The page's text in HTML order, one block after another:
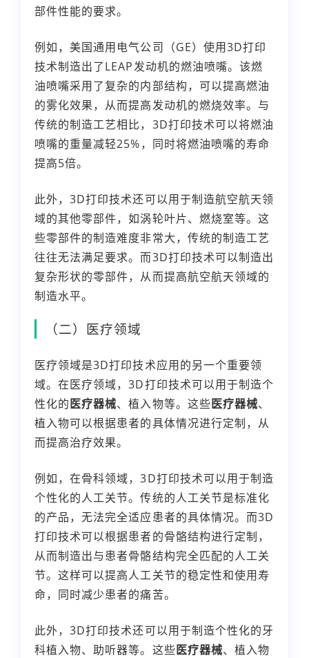
部件性能的要求。
例如，美国通用电气公司（GE）使用3D打印
技术制造出了LEAP发动机的燃油喷嘴。该燃
油喷嘴采用了复杂的内部结构，可以提高燃油
的雾化效果，从而提高发动机的燃烧效率。与
传统的制造工艺相比，3D打印技术可以将燃油
喷嘴的重量减轻25%，同时将燃油喷嘴的寿命
提高5倍。
此外，3D打印技术还可以用于制造航空航天领
域的其他零部件，如涡轮叶片、燃烧室等。这
些零部件的制造难度非常大，传统的制造工艺
往往无法满足要求。而3D打印技术可以制造出
复杂形状的零部件，从而提高航空航天领域的
制造水平。
（二）医疗领域
医疗领域是3D打印技术应用的另一个重要领
域。在医疗领域，3D打印技术可以用于制造个
性化的医疗器械、植入物等。这些医疗器械、
植入物可以根据患者的具体情况进行定制，从
而提高治疗效果。
例如，在骨科领域，3D打印技术可以用于制造
个性化的人工关节。传统的人工关节是标准化
的产品，无法完全适应患者的具体情况。而3D
打印技术可以根据患者的骨骼结构进行定制，
从而制造出与患者骨骼结构完全匹配的人工关
节。这样可以提高人工关节的稳定性和使用寿
命，同时减少患者的痛苦。
此外，3D打印技术还可以用于制造个性化的牙
科植入物、助听器等。这些医疗器械、植入物